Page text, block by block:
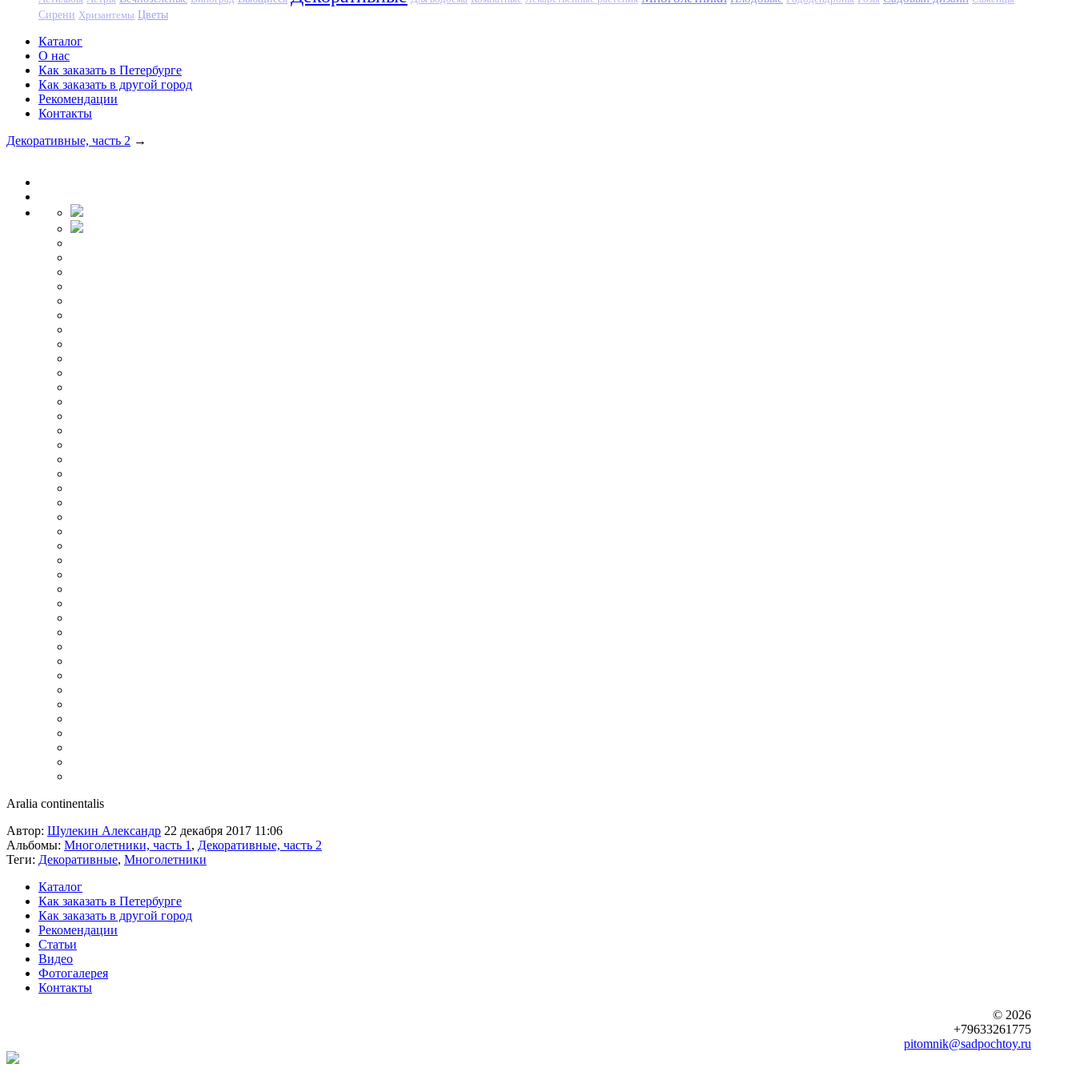
Сирени Хризантемы Цветы
Каталог
О нас
Как заказать в Петербурге
Как заказать в другой город
Рекомендации
Контакты
Декоративные, часть 2 →
Aralia continentalis
Автор: Шулекин Александр 22 декабря 2017 11:06
Альбомы: Многолетники, часть 1 , Декоративные, часть 2
Теги: Декоративные, Многолетники
Каталог
Как заказать в Петербурге
Как заказать в другой город
Рекомендации
Статьи
Видео
Фотогалерея
Контакты
© 2026
+79633261775
pitomnik@sadpochtoy.ru